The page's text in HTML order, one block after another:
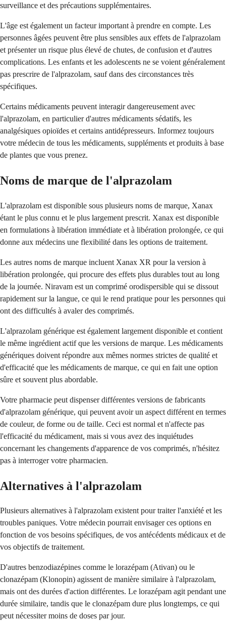
surveillance et des précautions supplémentaires.
L'âge est également un facteur important à prendre en compte. Les
personnes âgées peuvent être plus sensibles aux effets de l'alprazolam
et présenter un risque plus élevé de chutes, de confusion et d'autres
complications. Les enfants et les adolescents ne se voient généralement
pas prescrire de l'alprazolam, sauf dans des circonstances très
spécifiques.
Certains médicaments peuvent interagir dangereusement avec
l'alprazolam, en particulier d'autres médicaments sédatifs, les
analgésiques opioïdes et certains antidépresseurs. Informez toujours
votre médecin de tous les médicaments, suppléments et produits à base
de plantes que vous prenez.
Noms de marque de l'alprazolam
L'alprazolam est disponible sous plusieurs noms de marque, Xanax
étant le plus connu et le plus largement prescrit. Xanax est disponible
en formulations à libération immédiate et à libération prolongée, ce qui
donne aux médecins une flexibilité dans les options de traitement.
Les autres noms de marque incluent Xanax XR pour la version à
libération prolongée, qui procure des effets plus durables tout au long
de la journée. Niravam est un comprimé orodispersible qui se dissout
rapidement sur la langue, ce qui le rend pratique pour les personnes qui
ont des difficultés à avaler des comprimés.
L'alprazolam générique est également largement disponible et contient
le même ingrédient actif que les versions de marque. Les médicaments
génériques doivent répondre aux mêmes normes strictes de qualité et
d'efficacité que les médicaments de marque, ce qui en fait une option
sûre et souvent plus abordable.
Votre pharmacie peut dispenser différentes versions de fabricants
d'alprazolam générique, qui peuvent avoir un aspect différent en termes
de couleur, de forme ou de taille. Ceci est normal et n'affecte pas
l'efficacité du médicament, mais si vous avez des inquiétudes
concernant les changements d'apparence de vos comprimés, n'hésitez
pas à interroger votre pharmacien.
Alternatives à l'alprazolam
Plusieurs alternatives à l'alprazolam existent pour traiter l'anxiété et les
troubles paniques. Votre médecin pourrait envisager ces options en
fonction de vos besoins spécifiques, de vos antécédents médicaux et de
vos objectifs de traitement.
D'autres benzodiazépines comme le lorazépam (Ativan) ou le
clonazépam (Klonopin) agissent de manière similaire à l'alprazolam,
mais ont des durées d'action différentes. Le lorazépam agit pendant une
durée similaire, tandis que le clonazépam dure plus longtemps, ce qui
peut nécessiter moins de doses par jour.